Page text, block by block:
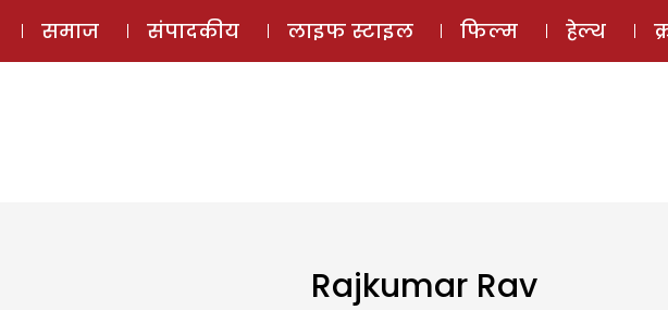
ई-मैगज़ीन
समाज संपादकीय लाइफ स्टाइल फिल्म हेल्थ
Rajkumar Rav